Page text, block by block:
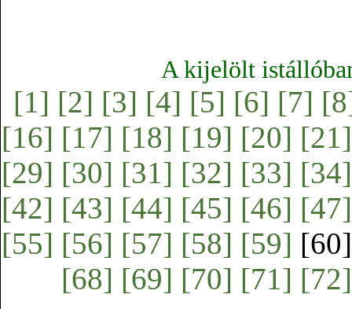
A kijelölt
[1] [2] [3] [4] [5] [6] [7]
[16] [17] [18] [19] [20] [21]
[29] [30] [31] [32] [33] [34]
[42] [43] [44] [45] [46] [47]
[55] [56] [57] [58] [59]
[68] [69] [70] [71] [72]